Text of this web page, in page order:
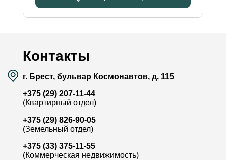
Контакты
г. Брест, бульвар Космонавтов, д. 115
+375 (29) 207-11-44
(Квартирный отдел)
+375 (29) 826-90-05
(Земельный отдел)
+375 (33) 375-11-55
(Коммерческая недвижимость)